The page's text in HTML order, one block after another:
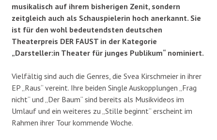
musikalisch auf ihrem bisherigen Zenit, sondern
zeitgleich auch als Schauspielerin hoch anerkannt. Sie
ist für den wohl bedeutendsten deutschen
Theaterpreis DER FAUST in der Kategorie
„Darsteller:in Theater für junges Publikum“ nominiert.
Vielfältig sind auch die Genres, die Svea Kirschmeier in ihrer
EP „Raus“ vereint. Ihre beiden Single Auskopplungen „Frag
nicht“ und „Der Baum“ sind bereits als Musikvideos im
Umlauf und ein weiteres zu „Stille beginnt“ erscheint im
Rahmen ihrer Tour kommende Woche.